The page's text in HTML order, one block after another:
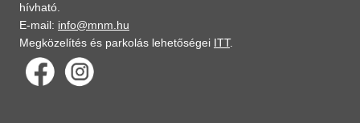
hívható.
E-mail: info@mnm.hu
Megközelítés és parkolás lehetőségei ITT.